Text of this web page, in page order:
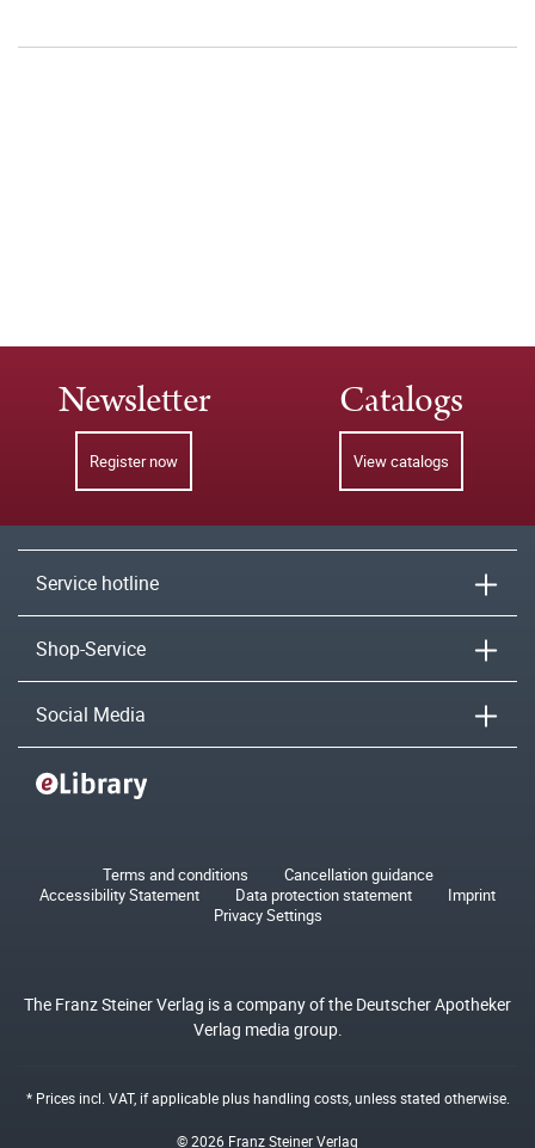
Newsletter
Register now
Catalogs
View catalogs
Service hotline
Shop-Service
Social Media
Terms and conditions
Cancellation guidance
Accessibility Statement
Data protection statement
Imprint
Privacy Settings
The Franz Steiner Verlag is a company of the Deutscher Apotheker
Verlag media group.
* Prices incl. VAT, if applicable plushandling costs, unless stated otherwise.
© 2026 Franz Steiner Verlag